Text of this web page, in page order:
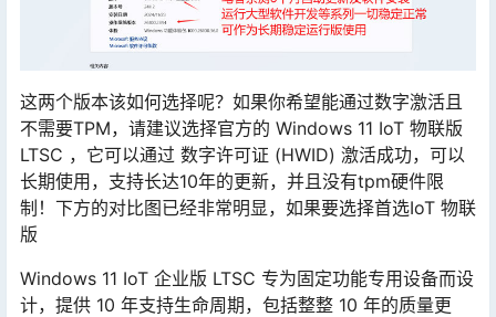
这两个版本该如何选择呢？如果你希望能通过数字激活且
不需要TPM，请建议选择官方的 Windows 11 IoT 物联版
LTSC ，它可以通过 数字许可证 (HWID) 激活成功，可以
长期使用，支持长达10年的更新，并且没有tpm硬件限
制！下方的对比图已经非常明显，如果要选择首选IoT 物联
版
Windows 11 IoT 企业版 LTSC 专为固定功能专用设备而设
计，提供 10 年支持生命周期，包括整整 10 年的质量更